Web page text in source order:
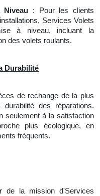
Niveau : Pour les clients
Services Volets
à niveau, incluant la
des volets roulants.
Durabilité
de rechange de la plus
des réparations.
seulement à la satisfaction
plus écologique, en
fréquents.
de la mission d'Services